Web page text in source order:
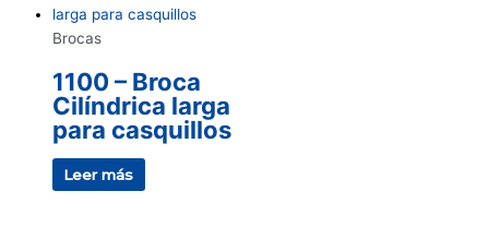
Brocas
1100 – Broca
Cilíndrica larga
para casquillos
Leer más